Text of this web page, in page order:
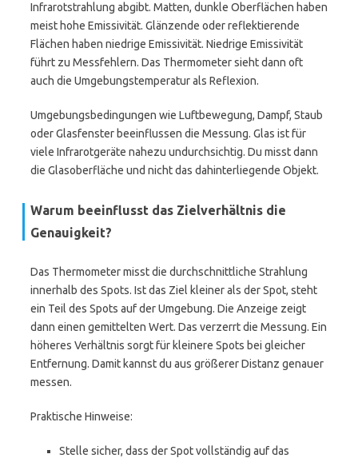
Infrarotstrahlung abgibt. Matten, dunkle Oberflächen haben
meist hohe Emissivität. Glänzende oder reflektierende
Flächen haben niedrige Emissivität. Niedrige Emissivität
führt zu Messfehlern. Das Thermometer sieht dann oft
auch die Umgebungstemperatur als Reflexion.
Umgebungsbedingungen wie Luftbewegung, Dampf, Staub
oder Glasfenster beeinflussen die Messung. Glas ist für
viele Infrarotgeräte nahezu undurchsichtig. Du misst dann
die Glasoberfläche und nicht das dahinterliegende Objekt.
Warum beeinflusst das Zielverhältnis die
Genauigkeit?
Das Thermometer misst die durchschnittliche Strahlung
innerhalb des Spots. Ist das Ziel kleiner als der Spot, steht
ein Teil des Spots auf der Umgebung. Die Anzeige zeigt
dann einen gemittelten Wert. Das verzerrt die Messung. Ein
höheres Verhältnis sorgt für kleinere Spots bei gleicher
Entfernung. Damit kannst du aus größerer Distanz genauer
messen.
Praktische Hinweise:
Stelle sicher, dass der Spot vollständig auf das